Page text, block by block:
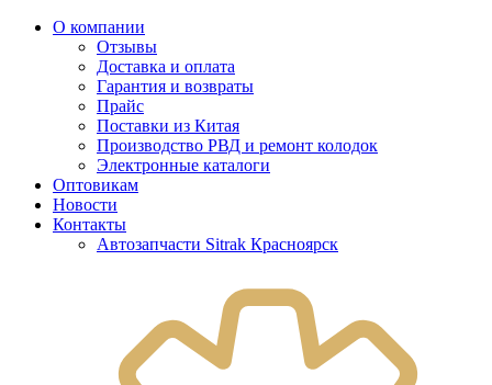
О компании
Отзывы
Доставка и оплата
Гарантия и возвраты
Прайс
Поставки из Китая
Производство РВД и ремонт колодок
Электронные каталоги
Оптовикам
Новости
Контакты
Автозапчасти Sitrak Красноярск